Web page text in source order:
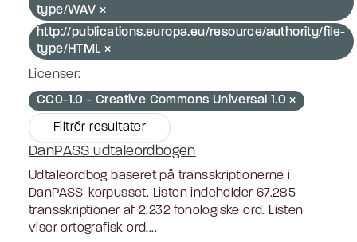
type/WAV
http://publications.europa.eu/resource/authority/file-
type/HTML
Licenser:
CC0-1.0 - Creative Commons Universal 1.0
Filtrér resultater
DanPASS udtaleordbogen
Udtaleordbog baseret på transskriptionerne i
DanPASS-korpusset. Listen indeholder 67.285
transskriptioner af 2.232 fonologiske ord. Listen
viser ortografisk ord,...